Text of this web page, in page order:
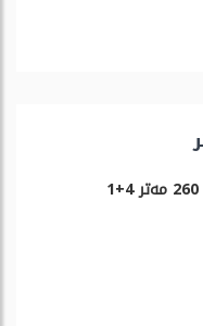
260 مەتر 4+1